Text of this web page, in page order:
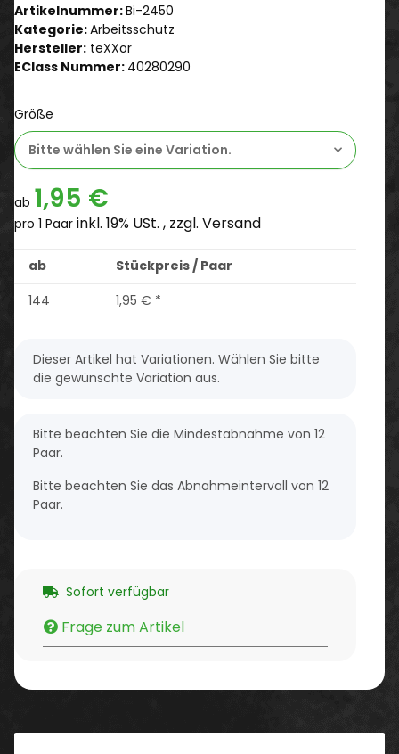
Artikelnummer:Bi-2450
Kategorie:Arbeitsschutz
Hersteller: teXXor
EClass Nummer: 40280290
Größe
Bitte wählen Sie eine Variation.
ab 1,95 €
pro 1 Paar inkl. 19% USt. , zzgl. Versand
ab
Stückpreis / Paar
144
1,95 € *
x
Dieser Artikel hat Variationen. Wählen Sie bitte
die gewünschte Variation aus.
x
Bitte beachten Sie die Mindestabnahme von 12
Paar.
Bitte beachten Sie das Abnahmeintervall von 12
Paar.
Sofort verfügbar
Frage zum Artikel